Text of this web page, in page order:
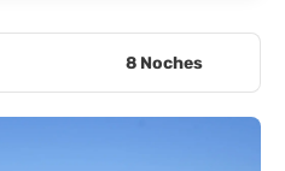
8 Noches